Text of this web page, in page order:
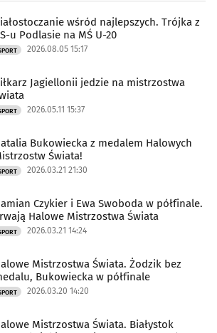
wśród najlepszych. Trójka z
u Podlasie na MŚ U-20
2026.08.05 15:17
Jagiellonii jedzie na mistrzostwa
2026.05.11 15:37
Bukowiecka z medalem Halowych
Świata!
2026.03.21 21:30
Czykier i Ewa Swoboda w półfinale.
Halowe Mistrzostwa Świata
2026.03.21 14:24
Mistrzostwa Świata. Żodzik bez
Bukowiecka w półfinale
2026.03.20 14:20
Mistrzostwa Świata. Białystok